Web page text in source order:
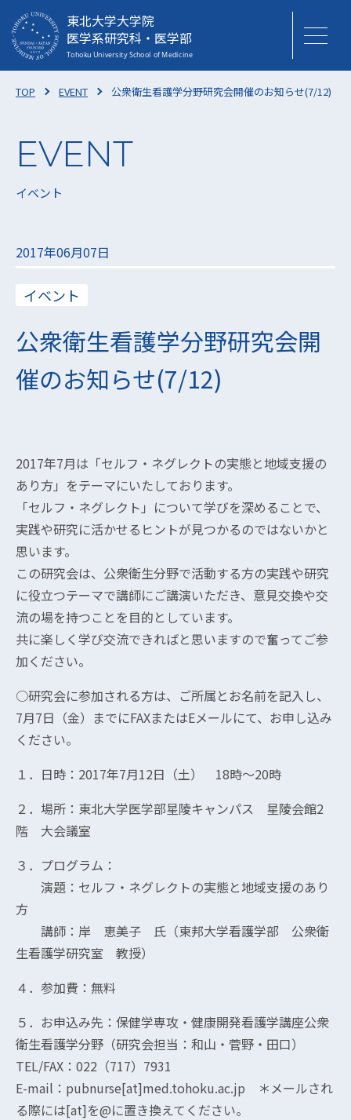
東北大学大学院
医学系研究科・医学部
TOP EVENT 公衆衛生看護学分野研究会開催のお知らせ(7/12)
イベント
2017年06月07日
イベント
公衆衛生看護学分野研究会開
催のお知らせ(7/12)
2017年7月は「セルフ・ネグレクトの実態と地域支援の
あり方」をテーマにいたしております。
「セルフ・ネグレクト」について学びを深めることで、
実践や研究に活かせるヒントが見つかるのではないかと
思います。
この研究会は、公衆衛生分野で活動する方の実践や研究
に役立つテーマで講師にご講演いただき、意見交換や交
流の場を持つことを目的としています。
共に楽しく学び交流できればと思いますので奮ってご参
加ください。
○研究会に参加される方は、ご所属とお名前を記入し、
7月7日（金）までにFAXまたはEメールにて、お申し込み
ください。
１．日時：2017年7月12日（土） 18時～20時
２．場所：東北大学医学部星陵キャンパス 星陵会館2
階 大会議室
３．プログラム：
演題：セルフ・ネグレクトの実態と地域支援のあり
方
講師：岸 恵美子 氏（東邦大学看護学部 公衆衛
生看護学研究室 教授）
４．参加費：無料
５．お申込み先：保健学専攻・健康開発看護学講座公衆
衛生看護学分野（研究会担当：和山・菅野・田口）
TEL/FAX：022（717）7931
E-mail：pubnurse[at]med.tohoku.ac.jp ＊メールされ
る際には[at]を@に置き換えてください。